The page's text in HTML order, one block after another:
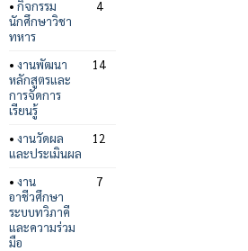
• กิจกรรม
นักศึกษาวิชา
ทหาร
4
• งานพัฒนา
หลักสูตรและ
การจัดการ
เรียนรู้
14
• งานวัดผล
และประเมินผล
12
• งาน
อาชีวศึกษา
ระบบทวิภาคี
และความร่วม
มือ
7